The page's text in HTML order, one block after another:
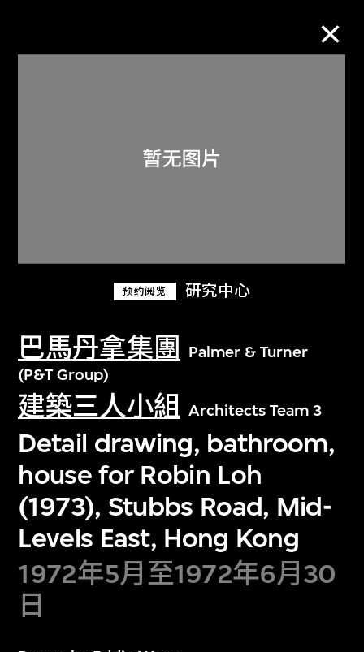
预约阅览 研究中心
巴馬丹拿集團
Palmer & Turner
(P&T Group)
建築三人小組 Architects Team 3
Detail drawing, bathroom,
house for Robin Loh
(1973), Stubbs Road, Mid-
Levels East, Hong Kong
1972年5月至1972年6月30
日
关于M+藏品
探索世界顶级的二十及二十一世纪视觉
文化藏品。